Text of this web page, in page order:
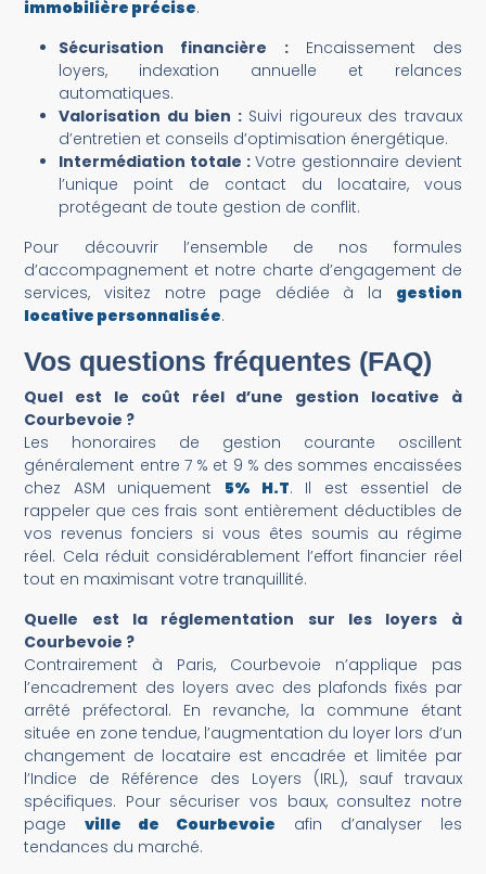
immobilière précise.
Sécurisation financière :Encaissement des
loyers, indexation annuelle et relances
automatiques.
Valorisation du bien :Suivi rigoureux des travaux
d’entretien et conseils d’optimisation énergétique.
Intermédiation totale :Votre gestionnaire devient
l’unique point de contact du locataire, vous
protégeant de toute gestion de conflit.
Pour découvrir l’ensemble de nos formules
d’accompagnement et notre charte d’engagement de
services, visitez notre page dédiée à la gestion
locative personnalisée.
Vos questions fréquentes (FAQ)
Quel est le coût réel d’une gestion locative à
Courbevoie ?
Les honoraires de gestion courante oscillent
généralement entre 7 % et 9 % des sommes encaissées
chez ASM uniquement 5% H.T. Il est essentiel de
rappeler que ces frais sont entièrement déductibles de
vos revenus fonciers si vous êtes soumis au régime
réel. Cela réduit considérablement l’effort financier réel
tout en maximisant votre tranquillité.
Quelle est la réglementation sur les loyers à
Courbevoie ?
Contrairement à Paris, Courbevoie n’applique pas
l’encadrement des loyers avec des plafonds fixés par
arrêté préfectoral. En revanche, la commune étant
située en zone tendue, l’augmentation du loyer lors d’un
changement de locataire est encadrée et limitée par
l’Indice de Référence des Loyers (IRL), sauf travaux
spécifiques. Pour sécuriser vos baux, consultez notre
pageville de Courbevoie afin d’analyser les
tendances du marché.